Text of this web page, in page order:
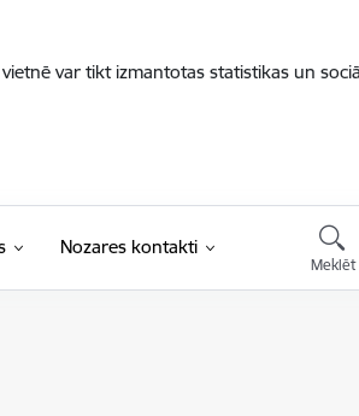
var tikt izmantotas statistikas un
Nozares kontakti
Meklēt